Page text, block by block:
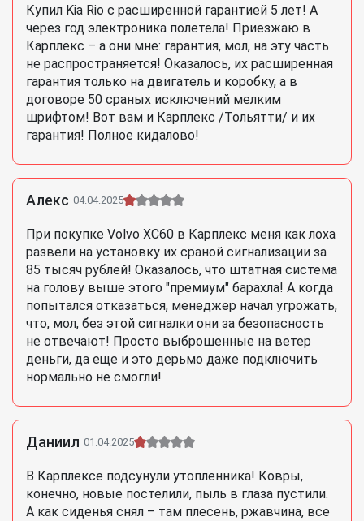
Купил Kia Rio с расширенной гарантией 5 лет! А
через год электроника полетела! Приезжаю в
Карплекс – а они мне: гарантия, мол, на эту часть
не распространяется! Оказалось, их расширенная
гарантия только на двигатель и коробку, а в
договоре 50 сраных исключений мелким
шрифтом! Вот вам и Карплекс /Тольятти/ и их
гарантия! Полное кидалово!
Алекс 04.04.2025
При покупке Volvo XC60 в Карплекс меня как лоха
развели на установку их сраной сигнализации за
85 тысяч рублей! Оказалось, что штатная система
на голову выше этого "премиум" барахла! А когда
попытался отказаться, менеджер начал угрожать,
что, мол, без этой сигналки они за безопасность
не отвечают! Просто выброшенные на ветер
деньги, да еще и это дерьмо даже подключить
нормально не смогли!
Даниил 01.04.2025
В Карплексе подсунули утопленника! Ковры,
конечно, новые постелили, пыль в глаза пустили.
А как сиденья снял – там плесень, ржавчина, все